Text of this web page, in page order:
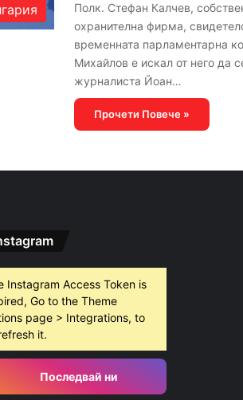
Полк. Стефан Калчев,
охранителна фирма,
временната парламентарна
Михайлов е искал от него да
журналиста Йоан…
Прочети Повече »
Instagram Access Token is
Go to the Theme
page > Integrations, to
it.
Последвай ни